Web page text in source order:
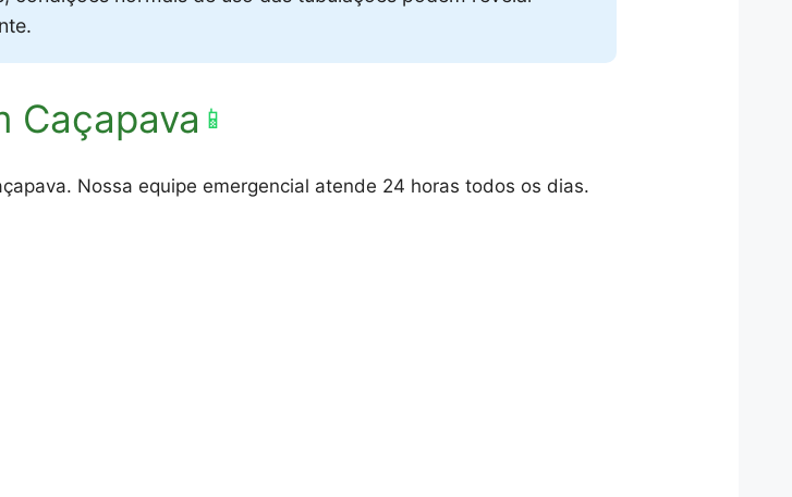
Caçapava 📱
Nossa equipe emergencial atende 24 horas todos os dias.